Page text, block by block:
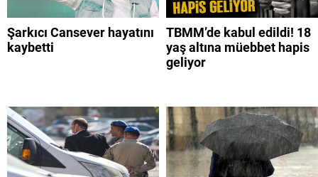
Şarkıcı Cansever hayatını
kaybetti
TBMM’de kabul edildi! 18
yaş altına müebbet hapis
geliyor